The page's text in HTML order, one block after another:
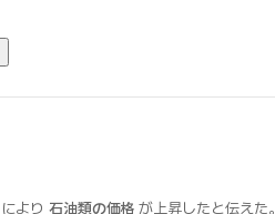
により 石油類の価格 が上昇したと伝えた。